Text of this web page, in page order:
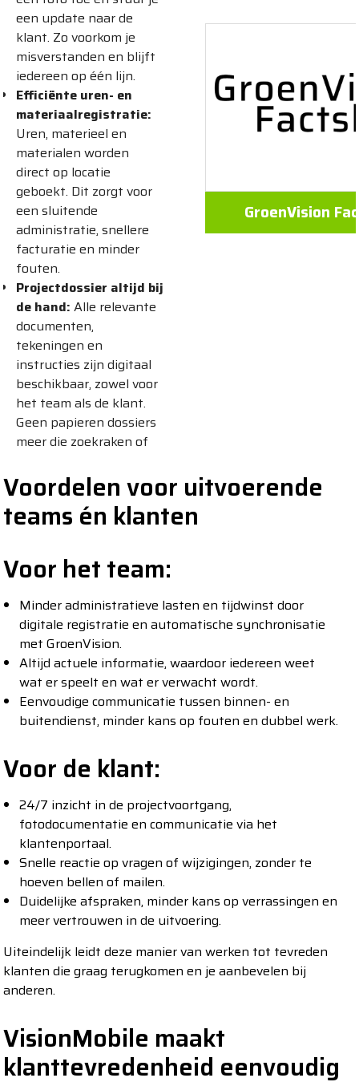
een update naar de
klant. Zo voorkom je
misverstanden en blijft
iedereen op één lijn.
Efficiënte uren- en
materiaalregistratie:
Uren, materieel en
materialen worden
direct op locatie
geboekt. Dit zorgt voor
een sluitende
administratie, snellere
facturatie en minder
fouten.
Projectdossier altijd bij
de hand: Alle relevante
documenten,
tekeningen en
instructies zijn digitaal
beschikbaar, zowel voor
het team als de klant.
Geen papieren dossiers
meer die zoekraken of
Tekstinvoer via
spraak:Omdat
VisionMobile op je
apparaat werkt, kan de
ploegleider alle teksten
invoeren via spraak. Dit
gaat snel en gemakkelijk
en zorgt voor de ultieme
snelle communicatie
zonder je handschoenen
uit te hoeven doen.
GroenVision
Voordelen voor uitvoerende
teams én klanten
Voor het team:
Minder administratieve lasten en tijdwinst door
digitale registratie en automatische synchronisatie
met GroenVision.
Altijd actuele informatie, waardoor iedereen weet
wat er speelt en wat er verwacht wordt.
Eenvoudige communicatie tussen binnen- en
buitendienst, minder kans op fouten en dubbel werk.
Voor de klant:
24/7 inzicht in de projectvoortgang,
fotodocumentatie en communicatie via het
klantenportaal.
Snelle reactie op vragen of wijzigingen, zonder te
hoeven bellen of mailen.
Duidelijke afspraken, minder kans op verrassingen en
meer vertrouwen in de uitvoering.
Uiteindelijk leidt deze manier van werken tot tevreden
klanten die graag terugkomen en je aanbevelen bij
anderen.
VisionMobile maakt
klanttevredenheid eenvoudig